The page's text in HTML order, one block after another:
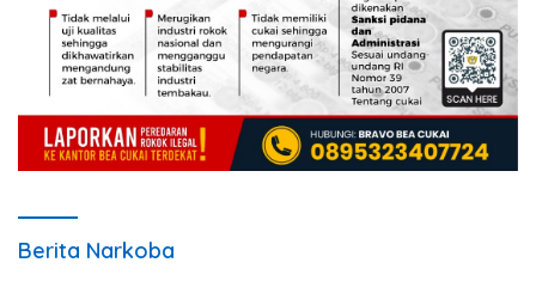
Berita Narkoba